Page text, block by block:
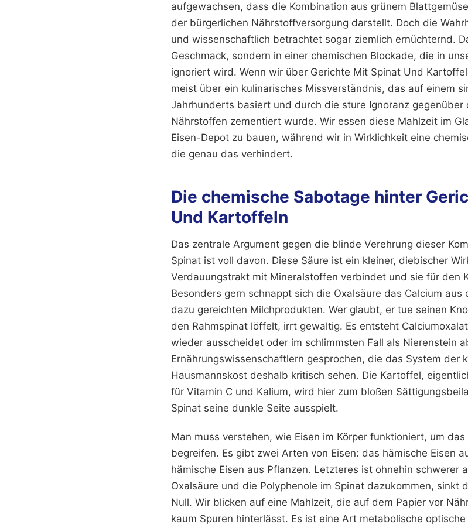
aufgewachsen, dass die Kombination aus grünem
der bürgerlichen Nährstoffversorgung darstellt. Doch die
und wissenschaftlich betrachtet sogar ziemlich ernüchternd.
Geschmack, sondern in einer chemischen Blockade, die in
ignoriert wird. Wenn wir über Gerichte Mit Spinat Und
meist über ein kulinarisches Missverständnis, das auf einem
Jahrhunderts basiert und durch die sture Ignoranz gegenüber
Nährstoffen zementiert wurde. Wir essen diese Mahlzeit im
Eisen-Depot zu bauen, während wir in Wirklichkeit eine
die genau das verhindert.
Die chemische Sabotage hinter
Und Kartoffeln
Das zentrale Argument gegen die blinde Verehrung dieser
Spinat ist voll davon. Diese Säure ist ein kleiner, diebischer
Verdauungstrakt mit Mineralstoffen verbindet und sie für den
Besonders gern schnappt sich die Oxalsäure das Calcium
dazu gereichten Milchprodukten. Wer glaubt, er tue seinen
den Rahmspinat löffelt, irrt gewaltig. Es entsteht
wieder ausscheidet oder im schlimmsten Fall als Nierenstein
Ernährungswissenschaftlern gesprochen, die das System der
Hausmannskost deshalb kritisch sehen. Die Kartoffel,
für Vitamin C und Kalium, wird hier zum bloßen
Spinat seine dunkle Seite ausspielt.
Man muss verstehen, wie Eisen im Körper funktioniert, um
begreifen. Es gibt zwei Arten von Eisen: das hämische Eisen
hämische Eisen aus Pflanzen. Letzteres ist ohnehin schwerer
Oxalsäure und die Polyphenole im Spinat dazukommen, sinkt
Null. Wir blicken auf eine Mahlzeit, die auf dem Papier vor
kaum Spuren hinterlässt. Es ist eine Art metabolische